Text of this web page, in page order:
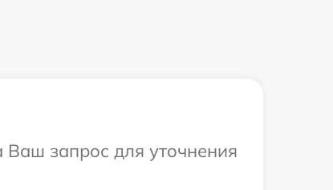
Ваш запрос для уточнения